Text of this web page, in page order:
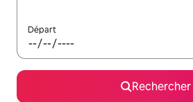
Départ
Rechercher